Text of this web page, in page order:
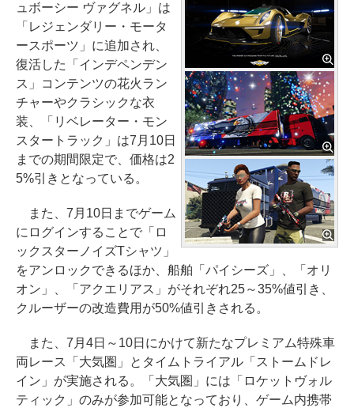
ュボーシー ヴァグネル」は
「レジェンダリー・モータ
ースポーツ」に追加され、
復活した「インデペンデン
ス」コンテンツの花火ラン
チャーやクラシックな衣
装、「リベレーター・モン
スタートラック」は7月10日
までの期間限定で、価格は2
5%引きとなっている。
また、7月10日までゲーム
にログインすることで「ロ
ックスターノイズTシャツ」
をアンロックできるほか、船舶「パイシーズ」、「オリ
オン」、「アクエリアス」がそれぞれ25～35%値引き、
クルーザーの改造費用が50%値引きされる。
また、7月4日～10日にかけて新たなプレミアム特殊車
両レース「大気圏」とタイムトライアル「ストームドレ
イン」が実施される。「大気圏」には「ロケットヴォル
ティック」のみが参加可能となっており、ゲーム内携帯